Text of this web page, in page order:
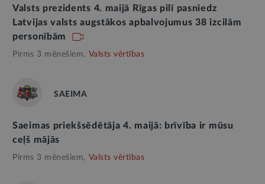
Valsts prezidents 4. maijā Rīgas pilī pasniedz
Latvijas valsts augstākos apbalvojumus 38 izcilām
personībām
Pirms 3 mēnešiem, Valsts vērtības
SAEIMA
Saeimas priekšsēdētāja 4. maijā: brīvība ir mūsu
ceļš mājās
Pirms 3 mēnešiem, Valsts vērtības